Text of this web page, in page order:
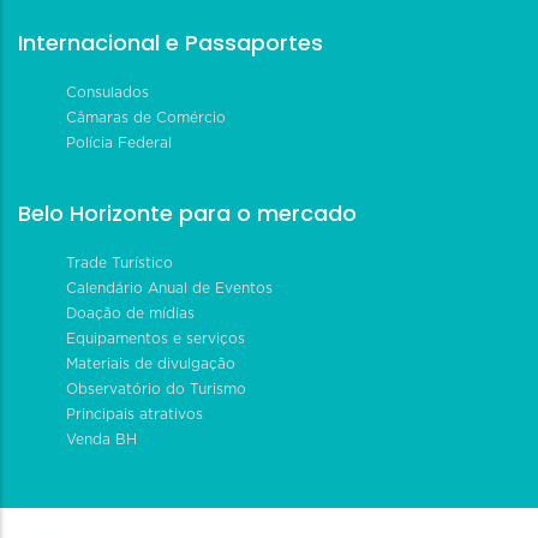
Internacional e Passaportes
Consulados
Câmaras de Comércio
Polícia Federal
Belo Horizonte para o mercado
Trade Turístico
Calendário Anual de Eventos
Doação de mídias
Equipamentos e serviços
Materiais de divulgação
Observatório do Turismo
Principais atrativos
Venda BH